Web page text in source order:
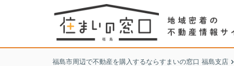
福島市周辺で不動産を購入するならすまいの窓口 福島支店